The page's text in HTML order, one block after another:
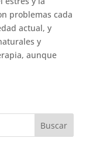
problemas cada
actual, y
y
aunque